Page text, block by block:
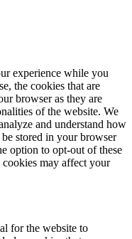
experience while you
the cookies that are
browser as they are
of the website. We
and understand how
stored in your browser
option to opt-out of these
may affect your
for the website to